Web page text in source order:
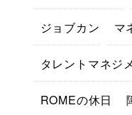
ジョブカン マ
タレントマネジ
ROMEの休日